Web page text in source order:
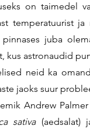
on taimedel
temperatuurist
pinnases juba
kus astronaudid
neid ka
jaoks suur
sativa (aedsalat)